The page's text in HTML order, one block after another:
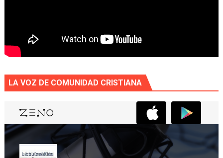
LA VOZ DE COMUNIDAD CRISTIANA